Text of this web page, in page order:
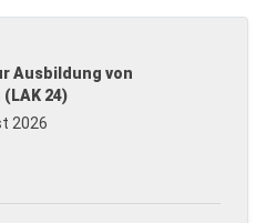
Ausbildung von
24)
2026